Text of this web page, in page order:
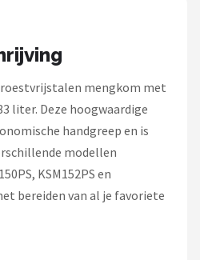
mengkom met
liter. Deze hoogwaardige
handgreep en is
modellen
KSM152PS en
bereiden van al je favoriete